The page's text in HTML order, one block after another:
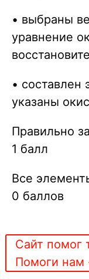
• выбраны
уравнение
• составлен
указаны
Правильно
1 балл
Все
0 баллов
Сайт помог
Помоги нам